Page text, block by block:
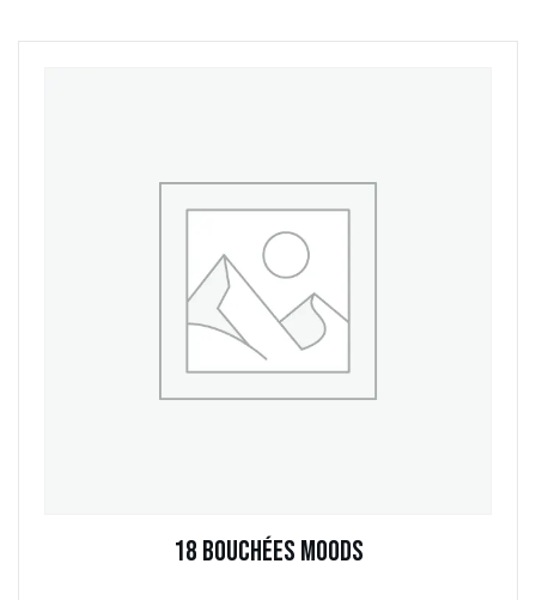
18 Bouchées Moods